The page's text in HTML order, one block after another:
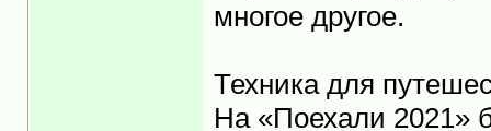
многое другое.
Техника для
На «Поехали 2021»